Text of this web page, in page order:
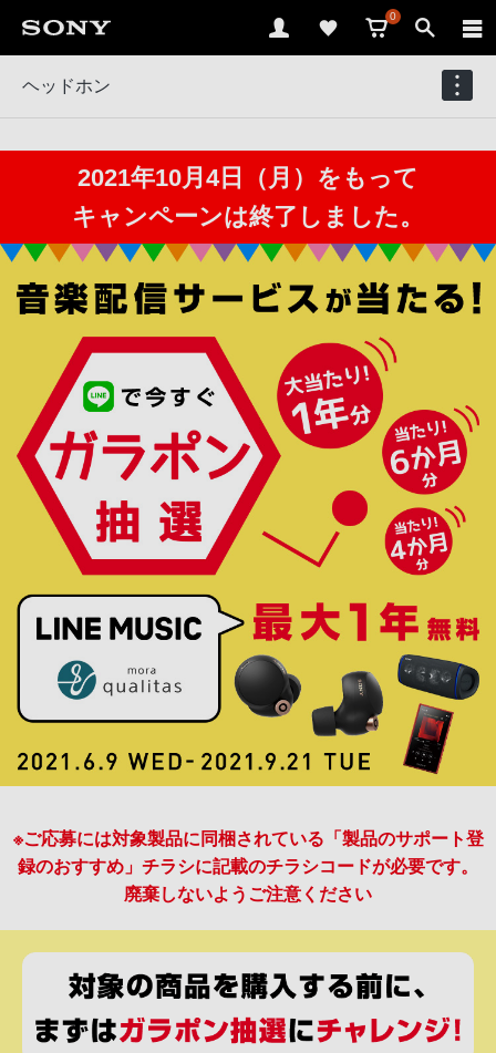
0
ヘッドホン
2021年10月4日（月）をもって
キャンペーンは終了しました。
※ご応募には対象製品に同梱されている「製品のサポート登
録のおすすめ」チラシに記載のチラシコードが必要です。
廃棄しないようご注意ください